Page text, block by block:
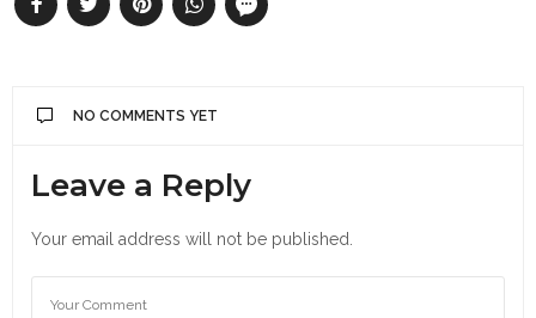
NO COMMENTS YET
Leave a Reply
Your email address will not be published.